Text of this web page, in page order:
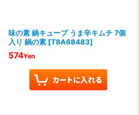
味の素 鍋キューブ うま辛キムチ 7個
入り 鍋の素 [T8A68483]
574Yen